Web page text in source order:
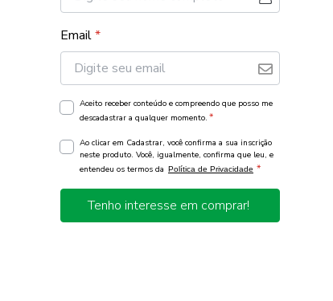
Email*
Aceito receber conteúdo e compreendo que posso me
descadastrar a qualquer momento. *
Ao clicar em Cadastrar, você confirma a sua inscrição
neste produto. Você, igualmente, confirma que leu, e
entendeu os termos da Política de Privacidade *
Tenho interesse em comprar!